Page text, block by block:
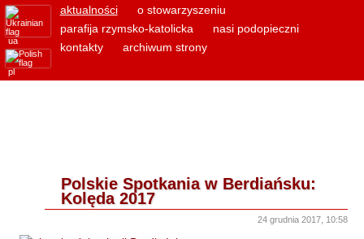
ua
pl
aktualności
o stowarzyszeniu
parafija rzymsko-katolicka
nasi podopieczni
kontakty
archiwum strony
Polskie Spotkania w Berdiańsku:
Kolęda 2017
24 grudnia 2017, 10:58